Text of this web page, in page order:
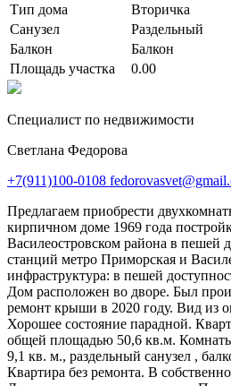
Тип дома
Вторичка
Санузел
Раздельный
Балкон
Балкон
Площадь участка
0.00
Cпециалист по недвижимости
Светлана Федорова
+7(911)100-0108
Предлагаем приобрести
кирпичном доме 1969 года
Василеостровском района в пешей
станций метро Приморская и
инфраструктура: в пешей
Дом расположен во дворе. Был
ремонт крыши в 2020 году. Вид из
Хорошее состояние парадной.
общей площадью 50,6 кв.м.
9,1 кв. м., раздельный санузел ,
Квартира без ремонта. В